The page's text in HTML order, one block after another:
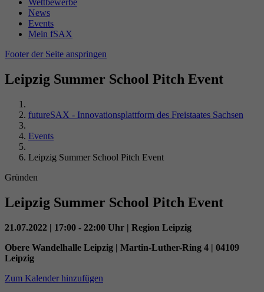
Wettbewerbe
News
Events
Mein fSAX
Footer der Seite anspringen
Leipzig Summer School Pitch Event
futureSAX - Innovationsplattform des Freistaates Sachsen
Events
Leipzig Summer School Pitch Event
Gründen
Leipzig Summer School Pitch Event
21.07.2022 | 17:00 - 22:00 Uhr | Region Leipzig
Obere Wandelhalle Leipzig | Martin-Luther-Ring 4 | 04109
Leipzig
Zum Kalender hinzufügen
Laufzeit
Zweck
aktuellen Sessiondaten des Nutzers abgelegt
Anbieter
Laufzeit 24 Stunden
Zweck
Enthält eine zufallsgenerierte User-ID. Anhand
wiedererkennen und die Daten von früheren
Anbieter YouTube (Google)
Zweck
Name
Anbieter YouTube (Google)
Laufzeit 6 Monate
Zweck
Youtube-Plattform zu verfolgen und zu